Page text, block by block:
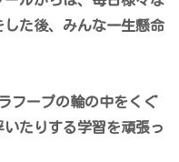
た後、みんな一生懸命
フープの輪の中をくぐ
たりする学習を頑張っ